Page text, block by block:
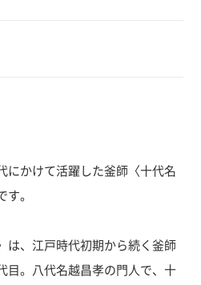
にかけて活躍した釜師〈十代名
。
は、江戸時代初期から続く釜師
目。八代名越昌孝の門人で、十